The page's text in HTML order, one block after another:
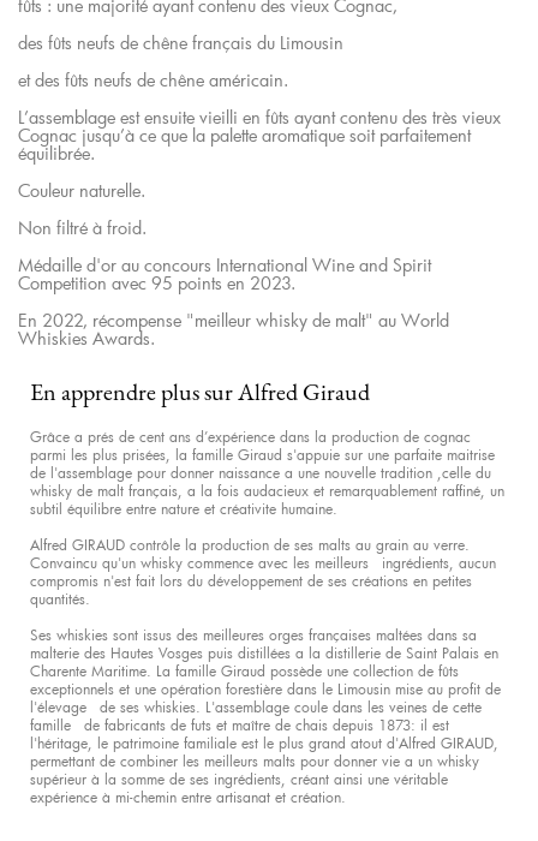
fûts : une majorité ayant contenu des vieux Cognac,
des fûts neufs de chêne français du Limousin
et des fûts neufs de chêne américain.
L’assemblage est ensuite vieilli en fûts ayant contenu des très vieux
Cognac jusqu’à ce que la palette aromatique soit parfaitement
équilibrée.
Couleur naturelle.
Non filtré à froid.
Médaille d'or au concours International Wine and Spirit
Competition avec 95 points en 2023.
En 2022, récompense "meilleur whisky de malt" au World
Whiskies Awards.
En apprendre plus sur Alfred Giraud
Grâce a prés de cent ans d’expérience dans la production de cognac
parmi les plus prisées, la famille Giraud s'appuie sur une parfaite maitrise
de l'assemblage pour donner naissance a une nouvelle tradition ,celle du
whisky de malt français, a la fois audacieux et remarquablement raffiné, un
subtil équilibre entre nature et créativite humaine.
Alfred GIRAUD contrôle la production de ses malts au grain au verre.
Convaincu qu'un whisky commence avec les meilleurs ingrédients, aucun
compromis n'est fait lors du développement de ses créations en petites
quantités.
Ses whiskies sont issus des meilleures orges françaises maltées dans sa
malterie des Hautes Vosges puis distillées a la distillerie de Saint Palais en
Charente Maritime. La famille Giraud possède une collection de fûts
exceptionnels et une opération forestière dans le Limousin mise au profit de
l'élevage de ses whiskies. L'assemblage coule dans les veines de cette
famille de fabricants de futs et maître de chais depuis 1873: il est
l'héritage, le patrimoine familiale est le plus grand atout d'Alfred GIRAUD,
permettant de combiner les meilleurs malts pour donner vie a un whisky
supérieur à la somme de ses ingrédients, créant ainsi une véritable
expérience à mi-chemin entre artisanat et création.